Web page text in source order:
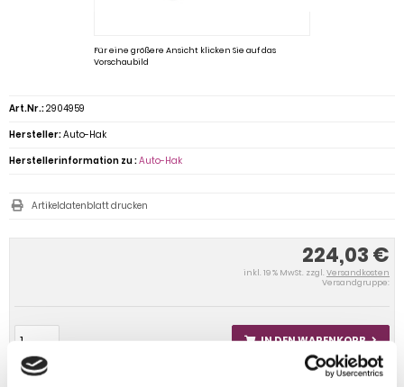
Für eine größere Ansicht klicken Sie auf das
Vorschaubild
224,03 €
inkl. 19 % MwSt. zzgl. Versandkosten
Versandgruppe:
IN DEN WARENKORB
Art.Nr.:2904959
Hersteller:Auto-Hak
Herstellerinformation zu :Auto-Hak
Artikeldatenblatt drucken